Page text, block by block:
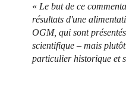
« Le but de ce
résultats d'une
OGM, qui sont
scientifique – mais
particulier historique et